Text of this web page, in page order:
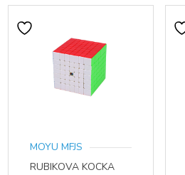
MOYU MFJS
RUBIKOVA KOCKA